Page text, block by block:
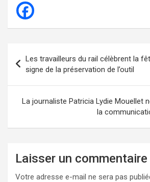
de
l’article
Les travailleurs du rail célèbrent la
signe de la préservation de l’outil
La journaliste Patricia Lydie Mouellet
la
Laisser un commentaire
Votre adresse e-mail ne sera pas